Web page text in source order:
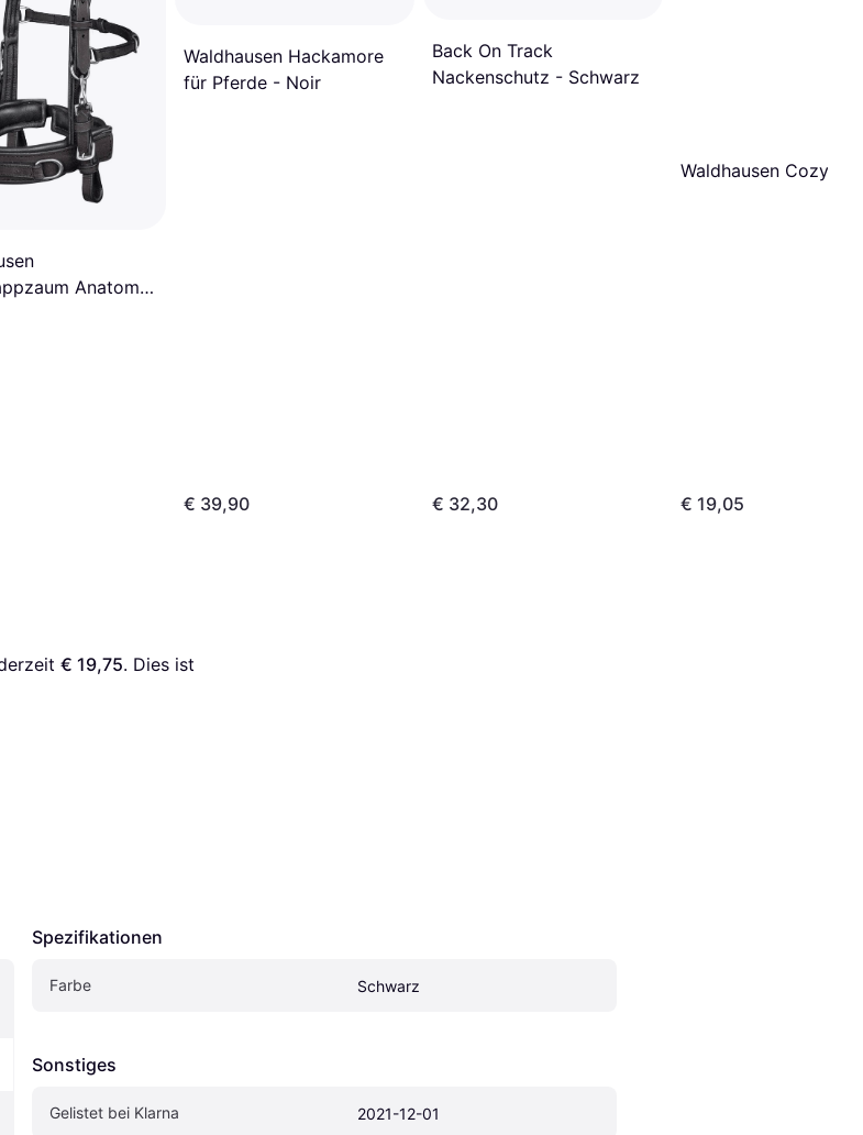
Anatomic
Waldhausen Hackamore
für Pferde - Noir
€ 39,90
Back On Track
Nackenschutz - Schwarz
€ 32,30
Waldhausen Cozy
€ 19,05
€ 19,75. Dies ist
Spezifikationen
Farbe Schwarz
Sonstiges
Gelistet bei Klarna 2021-12-01